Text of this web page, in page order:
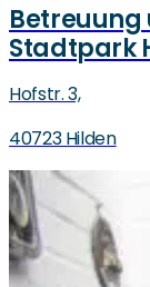
Betreuung
Stadtpark
Hofstr. 3,
40723 Hilden